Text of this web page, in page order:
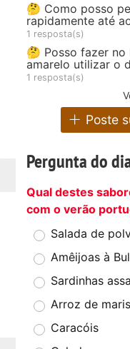
🤔 Como posso
rapidamente até
1 resposta(s)
🤔 Posso fazer no
amarelo utilizar o
1 resposta(s)
Poste
Pergunta do
Qual destes
com o verão
Salada de
Amêijoas à
Sardinhas
Arroz de
Caracóis